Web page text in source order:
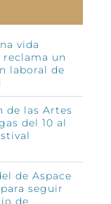
vida
un
laboral de
de las Artes
del 10 al
de Aspace
seguir
de